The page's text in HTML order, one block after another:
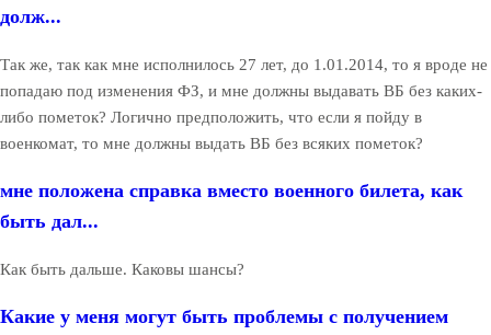
долж...
Так же, так как мне исполнилось 27 лет, до 1.01.2014, то я вроде не
попадаю под изменения ФЗ, и мне должны выдавать ВБ без каких-
либо пометок? Логично предположить, что если я пойду в
военкомат, то мне должны выдать ВБ без всяких пометок?
мне положена справка вместо военного билета, как
быть дал...
Как быть дальше. Каковы шансы?
Какие у меня могут быть проблемы с получением